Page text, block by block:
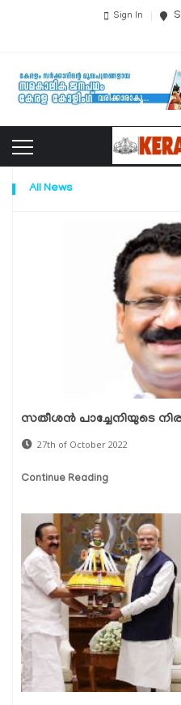
Sign In
All News
സതീശൻ പാച്ചേനിയുടെ
27th of October 2022
Continue Reading